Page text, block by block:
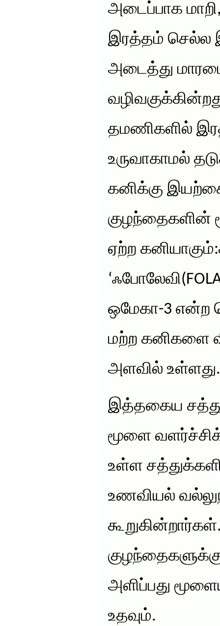
அடைப்பாக
இரத்தம் செல்ல
அடைத்து
தமணிகளில்
உருவாகாமல்
கனிக்கு
குழந்தைகளின்
ஏற்ற
ஒமேகா-3 என்ற
மற்ற கனிகளை
அளவில் உள்ளது.
இத்தகைய
மூளை
உள்ள
உணவியல்
அளிப்பது
உதவும்.